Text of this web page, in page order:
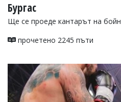
Бургас
Ще се проеде кантарът на
прочетено 2245 пъти